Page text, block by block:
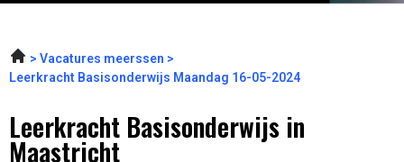
Vacatures meerssen
Leerkracht Basisonderwijs Maandag 16-05-2024
Leerkracht Basisonderwijs in
Maastricht